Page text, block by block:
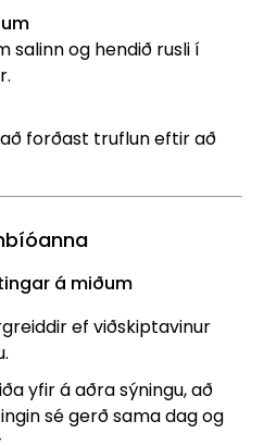
salinn og hendið rusli í
forðast truflun eftir að
á miðum
ef viðskiptavinur
yfir á aðra sýningu, að
sé gerð sama dag og